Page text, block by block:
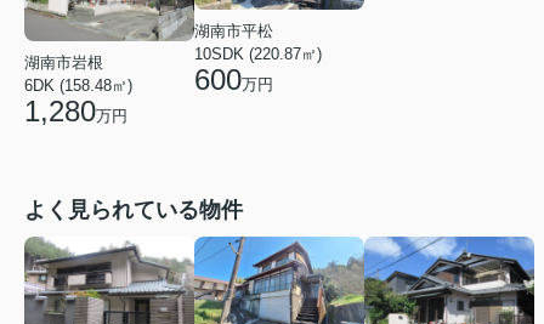
湖南市岩根
6DK (158.48㎡)
1,280万円
湖南市平松
10SDK (220.87㎡)
600万円
よく見られている物件